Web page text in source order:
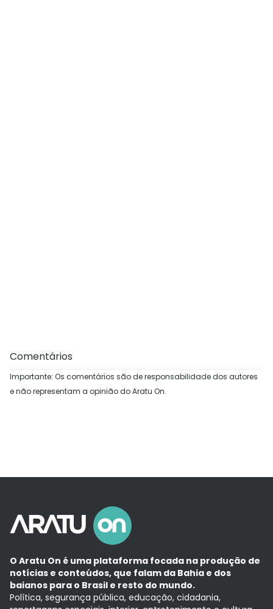
Comentários
Importante: Os comentários são de responsabilidade dos autores
e não representam a opinião do Aratu On.
O Aratu On é uma plataforma focada na produção de
notícias e conteúdos, que falam da Bahia e dos
baianos para o Brasil e resto do mundo.
Política, segurança pública, educação, cidadania,